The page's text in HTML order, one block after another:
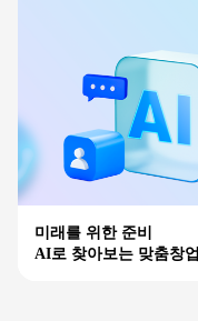
미래를 위한 준비
AI로 찾아보는 맞춤창업